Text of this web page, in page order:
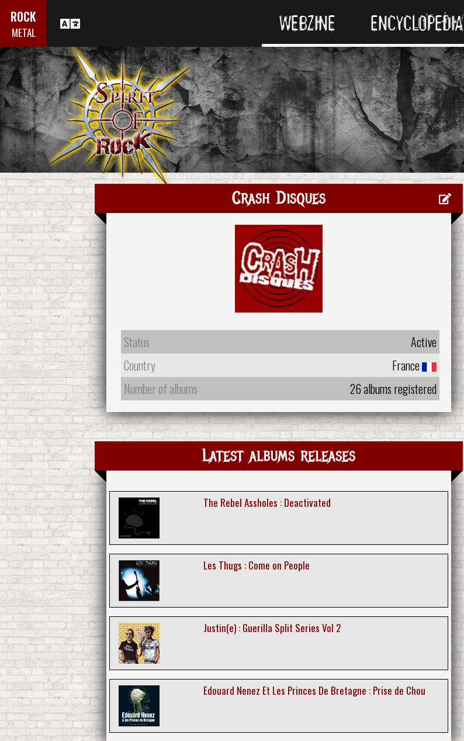
ROCK
METAL WEBZINE ENCYCLOPEDIA
Crash Disques
Status
Active
Country
France
Number of albums
26 albums registered
Latest albums releases
The Rebel Assholes : Deactivated
Les Thugs : Come on People
Justin(e) : Guerilla Split Series Vol 2
Edouard Nenez Et Les Princes De Bretagne : Prise de Chou